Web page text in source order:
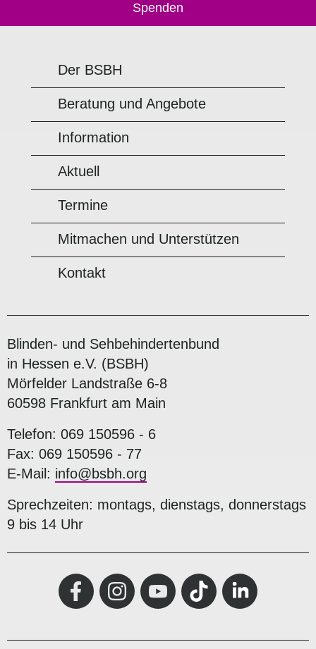
Spenden
Der BSBH
Beratung und Angebote
Information
Aktuell
Termine
Mitmachen und Unterstützen
Kontakt
Blinden- und Sehbehindertenbund
in Hessen e.V. (BSBH)
Mörfelder Landstraße 6-8
60598 Frankfurt am Main
Telefon: 069 150596 - 6
Fax: 069 150596 - 77
E-Mail: info@bsbh.org
Sprechzeiten: montags, dienstags, donnerstags
9 bis 14 Uhr